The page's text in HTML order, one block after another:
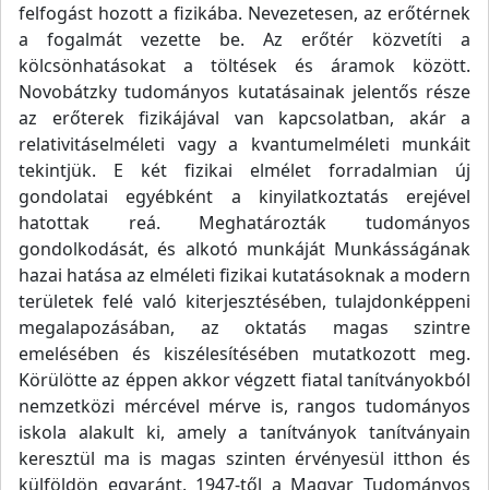
felfogást hozott a fizikába. Nevezetesen, az erőtérnek
a fogalmát vezette be. Az erőtér közvetíti a
kölcsönhatásokat a töltések és áramok között.
Novobátzky tudományos kutatásainak jelentős része
az erőterek fizikájával van kapcsolatban, akár a
relativitáselméleti vagy a kvantumelméleti munkáit
tekintjük. E két fizikai elmélet forradalmian új
gondolatai egyébként a kinyilatkoztatás erejével
hatottak reá. Meghatározták tudományos
gondolkodását, és alkotó munkáját Munkásságának
hazai hatása az elméleti fizikai kutatásoknak a modern
területek felé való kiterjesztésében, tulajdonképpeni
megalapozásában, az oktatás magas szintre
emelésében és kiszélesítésében mutatkozott meg.
Körülötte az éppen akkor végzett fiatal tanítványokból
nemzetközi mércével mérve is, rangos tudományos
iskola alakult ki, amely a tanítványok tanítványain
keresztül ma is magas szinten érvényesül itthon és
külföldön egyaránt. 1947-től a Magyar Tudományos